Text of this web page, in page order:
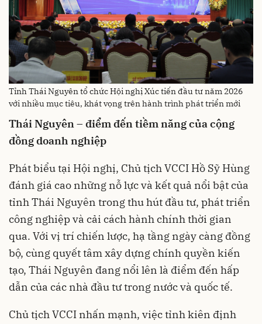
Tỉnh Thái Nguyên tổ chức Hội nghị Xúc tiến đầu tư năm 2026
với nhiều mục tiêu, khát vọng trên hành trình phát triển mới
Thái Nguyên – điểm đến tiềm năng của cộng
đồng doanh nghiệp
Phát biểu tại Hội nghị, Chủ tịch VCCI Hồ Sỹ Hùng
đánh giá cao những nỗ lực và kết quả nổi bật của
tỉnh Thái Nguyên trong thu hút đầu tư, phát triển
công nghiệp và cải cách hành chính thời gian
qua. Với vị trí chiến lược, hạ tầng ngày càng đồng
bộ, cùng quyết tâm xây dựng chính quyền kiến
tạo, Thái Nguyên đang nổi lên là điểm đến hấp
dẫn của các nhà đầu tư trong nước và quốc tế.
Chủ tịch VCCI nhấn mạnh, việc tỉnh kiên định